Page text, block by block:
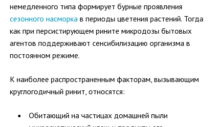
немедленного типа формирует бурные проявления
сезонного насморка в периоды цветения растений. Тогда
как при персистирующем рините микродозы бытовых
агентов поддерживают сенсибилизацию организма в
постоянном режиме.
К наиболее распространенным факторам, вызывающим
круглогодичный ринит, относятся:
Обитающий на частицах домашней пыли